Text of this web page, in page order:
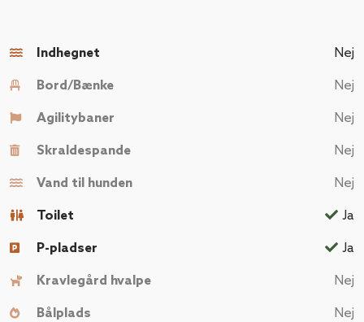
Indhegnet Nej
Bord/Bænke Nej
Agilitybaner Nej
Skraldespande Nej
Vand til hunden Nej
Toilet Ja
P-pladser Ja
Kravlegård hvalpe Nej
Bålplads Nej